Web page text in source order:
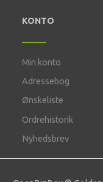
KONTO
Min konto
Adressebog
Ønskeliste
Ordrehistorik
Nyhedsbrev